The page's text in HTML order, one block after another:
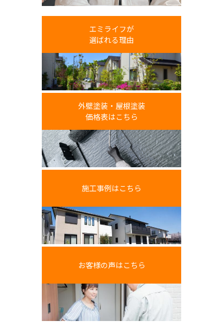
エミライフが
選ばれる理由
外壁塗装・屋根塗装
価格表はこちら
施工事例はこちら
お客様の声はこちら